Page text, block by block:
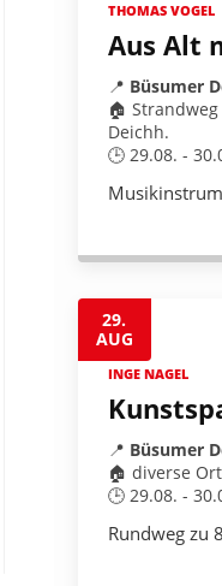
THOMAS VOGEL
Aus Alt
📍 Büsumer
🏠
Deichh.
🕒 29.08. -
29.
AUG
INGE NAGEL
📍 Büsumer
🏠 diverse
🕒 29.08. -
Rundweg zu